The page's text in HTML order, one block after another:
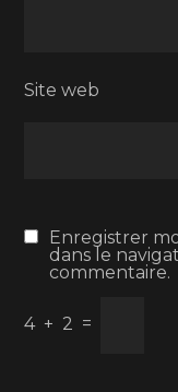
Site web
Enregistrer
dans le
commentaire.
4 + 2 =